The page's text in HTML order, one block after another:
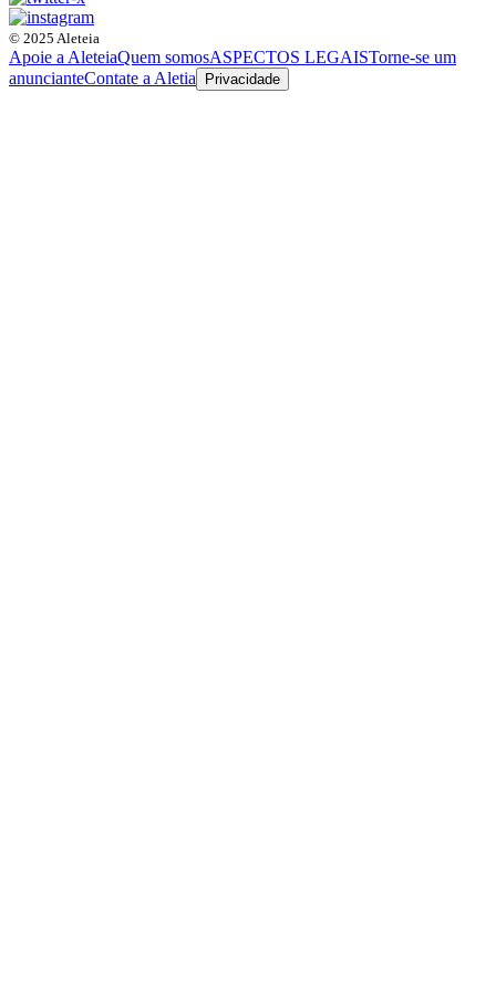
© 2025 Aleteia
Apoie a AleteiaQuem somosASPECTOS LEGAISTorne-se um
anuncianteContate a Aletia Privacidade